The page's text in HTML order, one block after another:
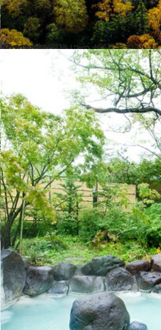
2021.11.18
【2021年版】いつか行きたい！ 日本の秋の絶景 東日本篇まとめ《全101スポット》①
旅＆お出かけ